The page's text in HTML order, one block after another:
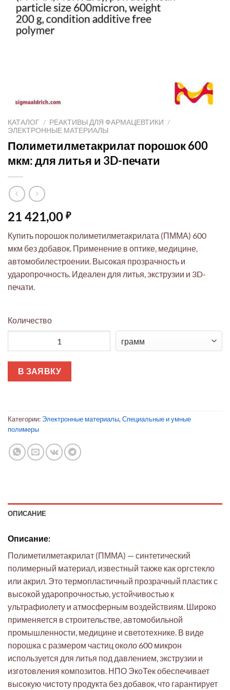
КАТАЛОГ / РЕАКТИВЫ ДЛЯ ФАРМАЦЕВТИКИ /
ЭЛЕКТРОННЫЕ МАТЕРИАЛЫ
Полиметилметакрилат порошок 600
мкм: для литья и 3D-печати
21 421,00 ₽
Купить порошок полиметилметакрилата (ПММА) 600
мкм без добавок. Применение в оптике, медицине,
автомобилестроении. Высокая прозрачность и
ударопрочность. Идеален для литья, экструзии и 3D-
печати.
Количество
В ЗАЯВКУ
Категории: Электронные материалы, Специальные и умные
полимеры
ОПИСАНИЕ
Описание:
Полиметилметакрилат (ПММА) — синтетический
полимерный материал, известный также как оргстекло
или акрил. Это термопластичный прозрачный пластик с
высокой ударопрочностью, устойчивостью к
ультрафиолету и атмосферным воздействиям. Широко
применяется в строительстве, автомобильной
промышленности, медицине и светотехнике. В виде
порошка с размером частиц около 600 микрон
используется для литья под давлением, экструзии и
изготовления композитов. НПО ЭкоТек обеспечивает
высокую чистоту продукта без добавок, что гарантирует